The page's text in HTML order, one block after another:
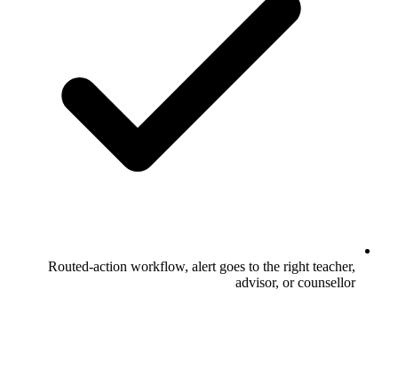
Routed-action workflow, alert goes to the right teacher,
advisor, or counsellor